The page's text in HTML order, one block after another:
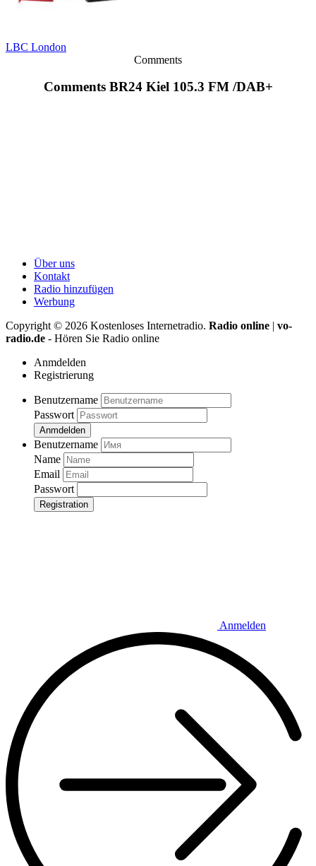
LBC London
Comments
Comments BR24 Kiel 105.3 FM /DAB+
Über uns
Kontakt
Radio hinzufügen
Werbung
Copyright © 2026 Kostenloses Internetradio. Radio online | vo-
radio.de - Hören Sie Radio online
Anmdelden
Registrierung
Benutzername
Passwort
Anmdelden
Benutzername
Name
Email
Passwort
Registration
Anmelden